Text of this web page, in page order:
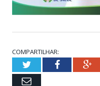
COMPARTILHAR:
TwitterFacebook
Email